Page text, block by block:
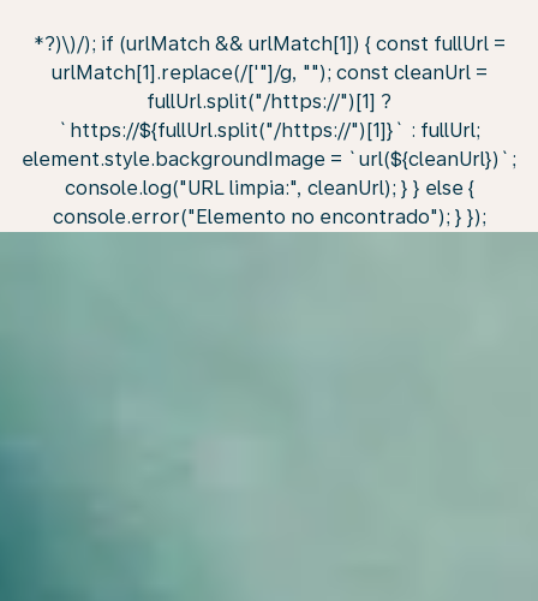
*?)\)/); if (urlMatch && urlMatch[1]) { const fullUrl =
urlMatch[1].replace(/['"]/g, ""); const cleanUrl =
fullUrl.split("/https://")[1] ?
`https://${fullUrl.split("/https://")[1]}` : fullUrl;
element.style.backgroundImage = `url(${cleanUrl})`;
console.log("URL limpia:", cleanUrl); } } else {
console.error("Elemento no encontrado"); } });